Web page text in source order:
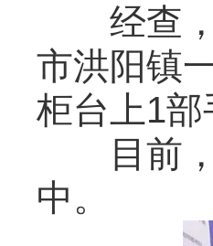
经查，
市洪阳镇
柜台上1
目前，
中。